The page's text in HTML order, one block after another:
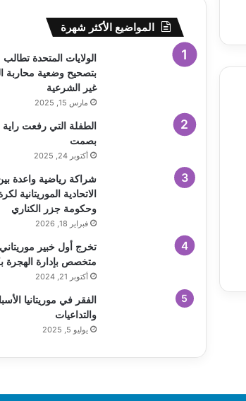
المواضيع الأكثر شهرة
الولايات المتحدة تطالب
بتصحيح وضعية محاربة
غير الشرعية
مارس 15, 2025
الطفلة التي رفعت
بصمت
أكتوبر 24, 2025
شراكة رياضية واعدة
الاتحادية الموريتانية
وحكومة جزر الكناري
فبراير 18, 2026
تخرج أول خبير موريتاني
متخصص بإدارة الهجرة
أكتوبر 21, 2024
الفقر في موريتانيا
والتداعيات
يوليو 5, 2025